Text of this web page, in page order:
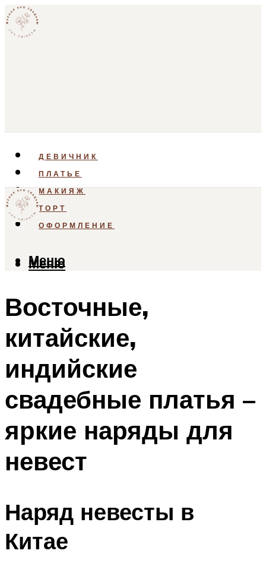
ДЕВИЧНИК
ПЛАТЬЕ
МАКИЯЖ
ТОРТ
ОФОРМЛЕНИЕ
Меню
Меню
Восточные,
китайские,
индийские
свадебные платья –
яркие наряды для
невест
Наряд невесты в
Китае